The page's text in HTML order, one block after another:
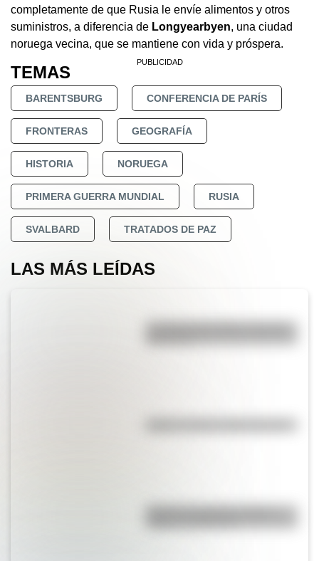
completamente de que Rusia le envíe alimentos y otros
suministros, a diferencia de Longyearbyen, una ciudad
noruega vecina, que se mantiene con vida y próspera.
TEMAS
BARENTSBURG CONFERENCIA DE PARÍS
FRONTERAS GEOGRAFÍA
HISTORIA NORUEGA
PRIMERA GUERRA MUNDIAL RUSIA
SVALBARD TRATADOS DE PAZ
LAS MÁS LEÍDAS
La vida de San Martín contada
Bandera de Bolivia: historia,